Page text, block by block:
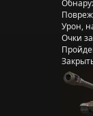
Урон,
Очки